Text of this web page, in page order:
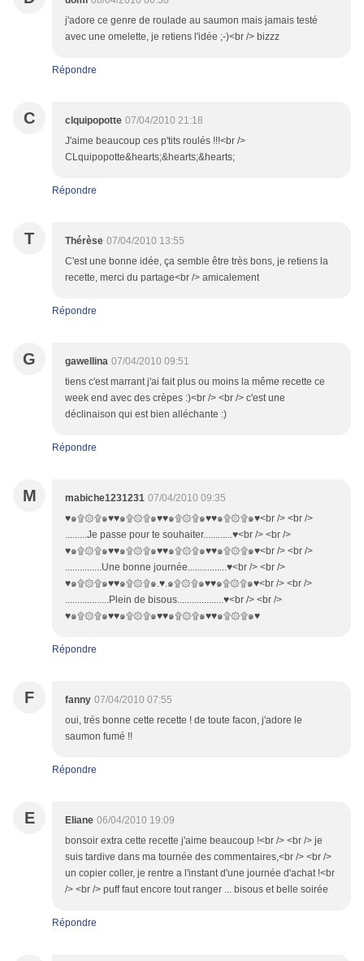
j'adore ce genre de roulade au saumon mais jamais testé
avec une omelette, je retiens l'idée ;-)<br /> bizzz
Répondre
C clquipopotte 07/04/2010 21:18
J'aime beaucoup ces p'tits roulés !!!<br />
CLquipopotte&hearts;&hearts;&hearts;
Répondre
T Thérèse 07/04/2010 13:55
C'est une bonne idée, ça semble être très bons, je retiens la
recette, merci du partage<br /> amicalement
Répondre
G gawellina 07/04/2010 09:51
tiens c'est marrant j'ai fait plus ou moins la même recette ce
week end avec des crèpes :)<br /> <br /> c'est une
déclinaison qui est bien alléchante :)
Répondre
M mabiche1231231 07/04/2010 09:35
♥๑۩۞۩๑♥♥๑۩۞۩๑♥♥๑۩۞۩๑♥♥๑۩۞۩๑♥<br /> <br />
.........Je passe pour te souhaiter............♥<br /> <br />
♥๑۩۞۩๑♥♥๑۩۞۩๑♥♥๑۩۞۩๑♥♥๑۩۞۩๑♥<br /> <br />
...............Une bonne journée................♥<br /> <br />
♥๑۩۞۩๑♥♥๑۩۞۩๑.♥.๑۩۞۩๑♥♥๑۩۞۩๑♥<br /> <br />
..................Plein de bisous...................♥<br /> <br />
♥๑۩۞۩๑♥♥๑۩۞۩๑♥♥๑۩۞۩๑♥♥๑۩۞۩๑♥
Répondre
F fanny 07/04/2010 07:55
oui, trés bonne cette recette ! de toute facon, j'adore le
saumon fumé !!
Répondre
E Eliane 06/04/2010 19:09
bonsoir extra cette recette j'aime beaucoup !<br /> <br /> je
suis tardive dans ma tournée des commentaires,<br /> <br />
un copier coller, je rentre a l'instant d'une journée d'achat !<br
/> <br /> puff faut encore tout ranger ... bisous et belle soirée
Répondre